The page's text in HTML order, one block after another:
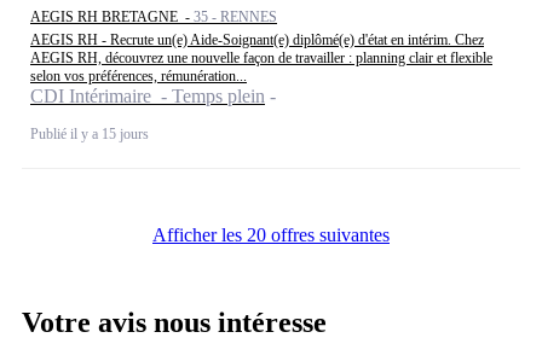
AEGIS RH BRETAGNE - 35 - RENNES
AEGIS RH - Recrute un(e) Aide-Soignant(e) diplômé(e) d'état en intérim. Chez
AEGIS RH, découvrez une nouvelle façon de travailler : planning clair et flexible
selon vos préférences, rémunération...
CDI Intérimaire - Temps plein
Publié il y a 15 jours
Afficher les 20 offres suivantes
Votre avis nous intéresse